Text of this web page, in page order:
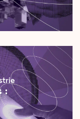
: